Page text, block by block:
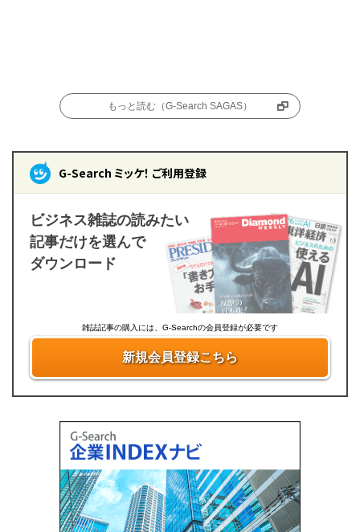
もっと読む（G-Search SAGAS）
G-Search ミッケ！ ご利用登録
ビジネス雑誌の読みたい
記事だけを選んで
ダウンロード
雑誌記事の購入には、G-Searchの会員登録が必要です
新規会員登録こちら